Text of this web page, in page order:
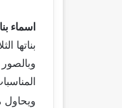
اسماء
بناتها
ويحاول